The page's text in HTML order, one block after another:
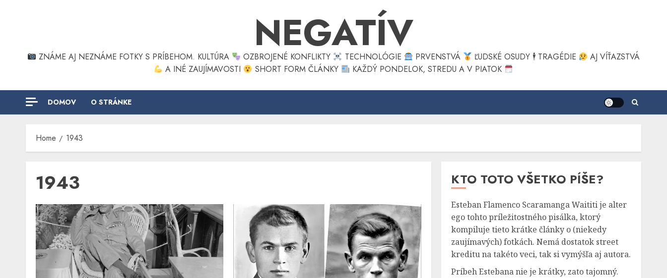
NEGATÍV
ZNÁME AJ NEZNÁME FOTKY S PRÍBEHOM. KULTÚRA OZBROJENÉ KONFLIKTY TECHNOLÓGIE PRVENSTVÁ ĽUDSKÉ OSUDY 🕴TRAGÉDIE
AJ VÍŤAZSTVÁ
A INÉ ZAUJÍMAVOSTI
SHORT FORM ČLÁNKY KAŽDÝ PONDELOK, STREDU A V PIATOK
DOMOV O STRÁNKE
Home 1943
1943 KTO TOTO VŠETKO PÍŠE?
Esteban Flamenco Scaramanga Waititi je alter
ego tohto príležitostného pisálka, ktorý
kompiluje tieto krátke články o (niekedy
zaujímavých) fotkách. Nemá dostatok street
kreditu na takéto veci, tak si vymýšľa aj autora.
Príbeh Estebana nie je krátky, zato tajomný.